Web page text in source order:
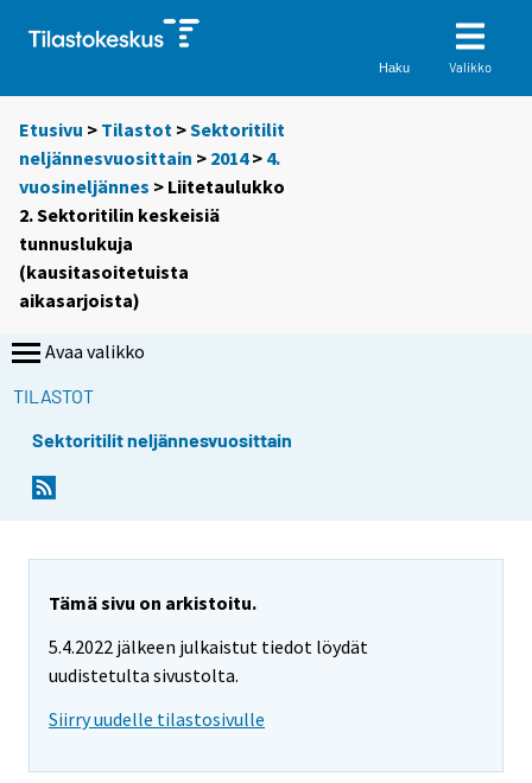
Haku Valikko
Etusivu > Tilastot >Sektoritilit
neljännesvuosittain > 2014> 4.
vuosineljännes > Liitetaulukko
2. Sektoritilin keskeisiä
tunnuslukuja
(kausitasoitetuista
aikasarjoista)
Avaa valikko
TILASTOT
Sektoritilit neljännesvuosittain
Tämä sivu on arkistoitu.
5.4.2022 jälkeen julkaistut tiedot löydät
uudistetulta sivustolta.
Siirry uudelle tilastosivulle